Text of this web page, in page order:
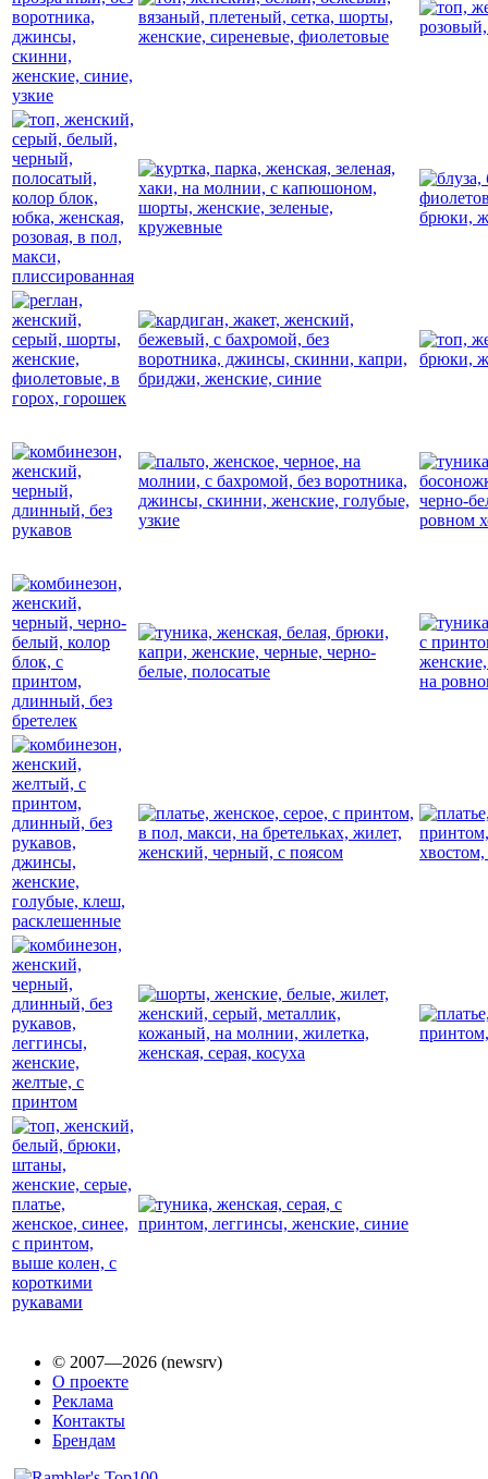
© 2007—2026 (newsrv)
О проекте
Реклама
Контакты
Брендам